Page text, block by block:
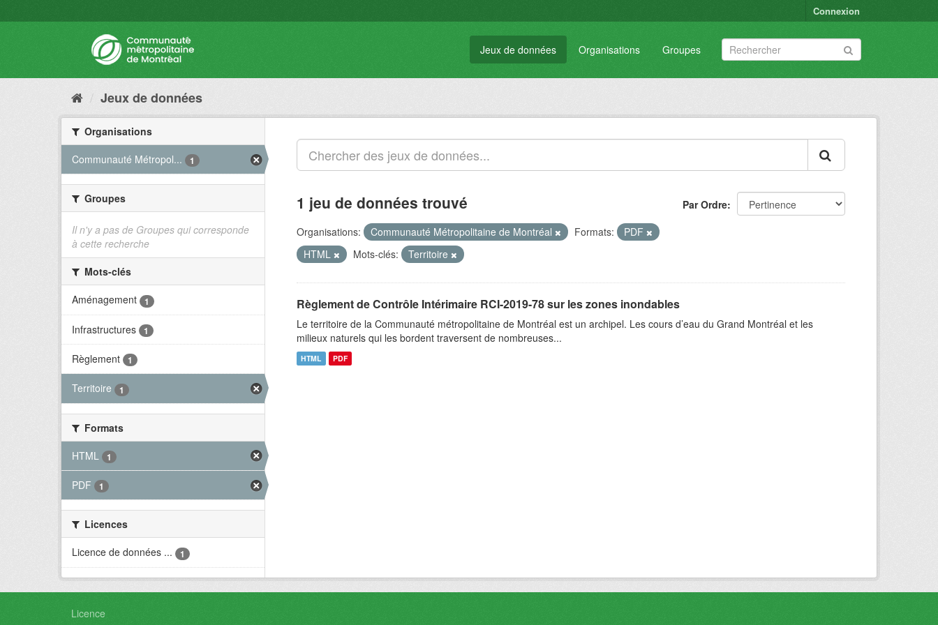
Connexion
Jeux de données Organisations Groupes
Jeux de données
Organisations
Communauté Métropol...
1
Groupes
Il n'y a pas de Groupes qui corresponde
à cette recherche
Mots-clés
Aménagement
1
Infrastructures 1
Règlement 1
Territoire 1
Formats
HTML
1
PDF 1
Licences
Licence de données ...
1
Par Ordre
1 jeu de données trouvé
Organisations: Communauté Métropolitaine de Montréal Formats:
PDF
HTML
Mots-clés: Territoire
Règlement de Contrôle Intérimaire RCI-2019-78 sur les zones inondables
Le territoire de la Communauté métropolitaine de Montréal est un archipel. Les cours d’eau du Grand Montréal et les
milieux naturels qui les bordent traversent de nombreuses...
HTML PDF
Licence